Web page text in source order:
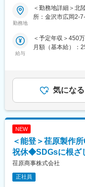
・発注者側の立場
・設計、積算、施
＼働き方について
・長期スパンのプ
・景気変動の影響
（２）ワークライ
・公共性の高い仕
る社風」
・長時間労働を前
・プライベートと
■社風/文化について
技術者一人ひとり
入社者も多く、施
■業務概要：
社会インフラ関連
の工事監督支援・
して参画いただく
を積んだ技術者が
■配属先の編成：
石川県内の現場に
った当社の社員が
てください。
■当社で施工管理
・きっちりとした
天候に左右される
するワークスタイ
勤務地
＜勤務地詳細＞北
所：金沢市広岡2-
給与
＜予定年収＞450
月額（基本給）：
万円 ／ 26歳 施工
歳 施工管理職 経
でも目安の金額で
す。月給(月額)は
気になる
NEW
＜能登＞荏原製作
祝休◆SDGsに根ざ
荏原商事株式会社
正社員